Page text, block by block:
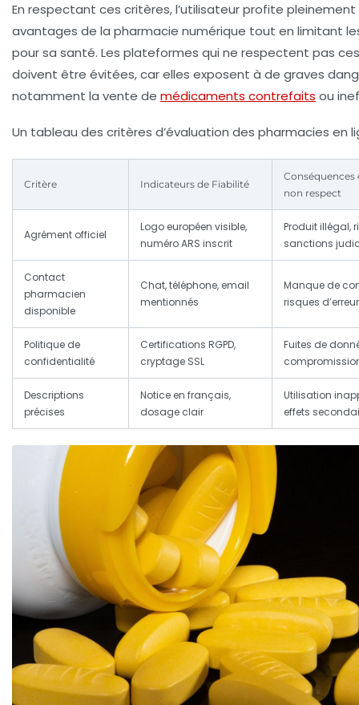
En respectant ces critères, l’utilisateur profite
avantages de la pharmacie numérique tout en limitant
pour sa santé. Les plateformes qui ne respectent pas
doivent être évitées, car elles exposent à de graves
notamment la vente de médicaments contrefaits ou
Un tableau des critères d’évaluation des pharmacies en
Critère Indicateurs de Fiabilité
Conséquences
non respect
Agrément officiel
Logo européen visible,
numéro ARS inscrit
Produit illégal,
sanctions
Contact
pharmacien
disponible
Chat, téléphone, email
mentionnés
Manque de
risques
Politique de
confidentialité
Certifications RGPD,
cryptage SSL
Fuites de
Descriptions
précises
Notice en français,
dosage clair
Utilisation
effets